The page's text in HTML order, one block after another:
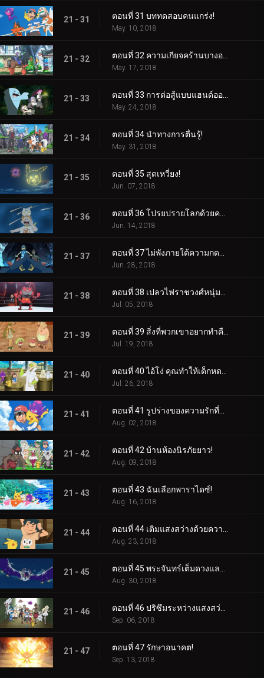
21 - 31 ตอนที่ 31 บททดสอบคนแกร่ง!
May. 10, 2018
21 - 32
May. 17, 2018
21 - 33
May. 24, 2018
21 - 34 ตอนที่ 34 นำทางการตื่นรู้!
May. 31, 2018
21 - 35 ตอนที่ 35 สุดเหวี่ยง!
Jun. 07, 2018
21 - 36
Jun. 14, 2018
21 - 37
Jun. 28, 2018
21 - 38
Jul. 05, 2018
21 - 39
Jul. 19, 2018
21 - 40
Jul. 26, 2018
21 - 41
Aug. 02, 2018
21 - 42 ตอนที่ 42 บ้านห้องนิรภัยยาว!
Aug. 09, 2018
21 - 43 ตอนที่ 43 ฉันเลือกพาราไดซ์!
Aug. 16, 2018
21 - 44
Aug. 23, 2018
21 - 45
Aug. 30, 2018
21 - 46
Sep. 06, 2018
21 - 47 ตอนที่ 47 รักษาอนาคต!
Sep. 13, 2018